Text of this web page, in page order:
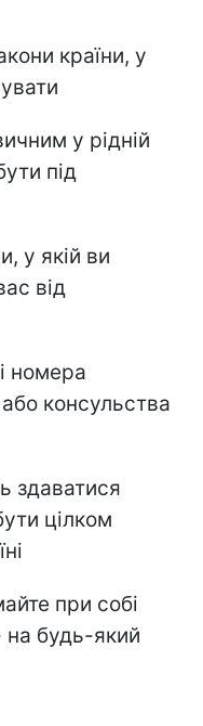
країни, у
у рідній
під
у якій ви
від
номера
консульства
здаватися
цілком
при собі
на будь-який